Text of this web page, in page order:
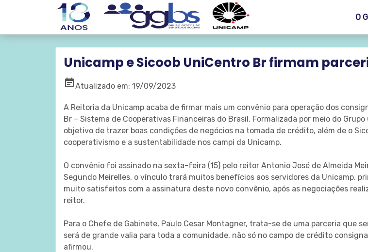
O
Unicamp e Sicoob UniCentro Br firmam
event_noteAtualizado em: 19/09/2023
A Reitoria da Unicamp acaba de firmar mais um convênio para operação dos
Br – Sistema de Cooperativas Financeiras do Brasil. Formalizada por meio do
objetivo de trazer boas condições de negócios na tomada de crédito, além de o
cooperativismo e a sustentabilidade nos campi da Unicamp.
O convênio foi assinado na sexta-feira (15) pelo reitor Antonio José de Almeida
Segundo Meirelles, o vínculo trará muitos benefícios aos servidores da Unicamp,
muito satisfeitos com a assinatura deste novo convênio, após as negociações
reitor.
Para o Chefe de Gabinete, Paulo Cesar Montagner, trata-se de uma parceria que
será de grande valia para toda a comunidade, não só no campo de crédito
afirmou.